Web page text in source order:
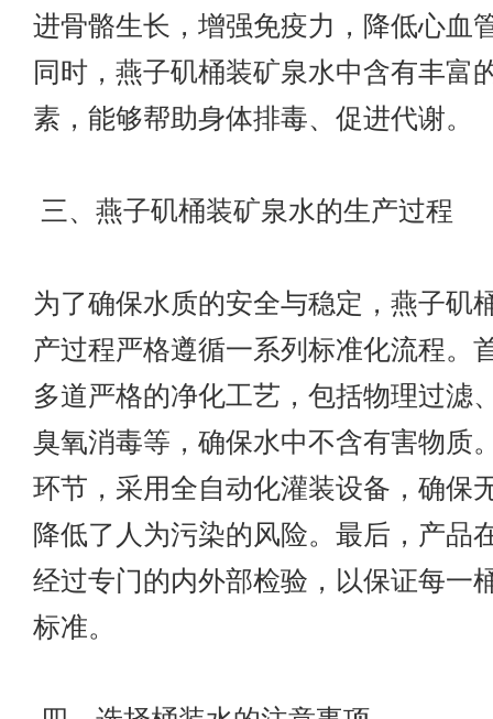
进骨骼生长，增强免疫力，降低心血
同时，燕子矶桶装矿泉水中含有丰富
素，能够帮助身体排毒、促进代谢。
三、燕子矶桶装矿泉水的生产过程
为了确保水质的安全与稳定，燕子矶
产过程严格遵循一系列标准化流程。
多道严格的净化工艺，包括物理过滤
臭氧消毒等，确保水中不含有害物质
环节，采用全自动化灌装设备，确保
降低了人为污染的风险。最后，产品
经过专门的内外部检验，以保证每一
标准。